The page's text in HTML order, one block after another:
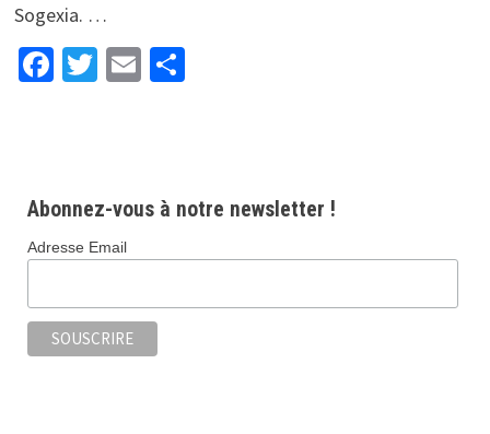
Sogexia. …
Facebook
Twitter
EmailPartager
Abonnez-vous à notre newsletter !
Adresse Email